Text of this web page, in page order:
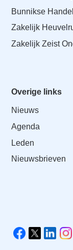
Bunnikse
Zakelijk
Zakelijk Zeist
Overige links
Nieuws
Agenda
Leden
Nieuwsbrieven
V
F
X
L
I